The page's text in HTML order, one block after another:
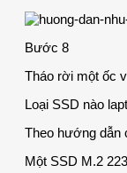
Bước 8
Tháo rời một ốc
Loại SSD nào
Theo hướng dẫn
Một SSD M.2